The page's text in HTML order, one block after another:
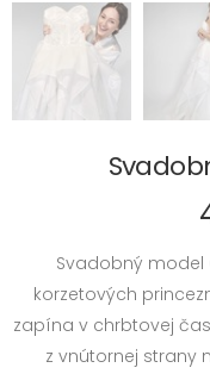
Svadobný
korzetových
zapína v chrbtovej
z vnútornej strany